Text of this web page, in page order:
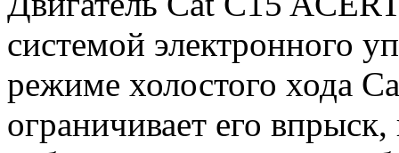
системой электронного
режиме холостого хода
ограничивает его